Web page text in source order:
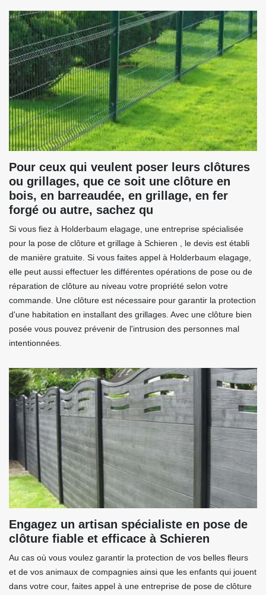
Pour ceux qui veulent poser leurs clôtures
ou grillages, que ce soit une clôture en
bois, en barreaudée, en grillage, en fer
forgé ou autre, sachez qu
Si vous fiez à Holderbaum elagage, une entreprise spécialisée
pour la pose de clôture et grillage à Schieren , le devis est établi
de manière gratuite. Si vous faites appel à Holderbaum elagage,
elle peut aussi effectuer les différentes opérations de pose ou de
réparation de clôture au niveau votre propriété selon votre
commande. Une clôture est nécessaire pour garantir la protection
d'une habitation en installant des grillages. Avec une clôture bien
posée vous pouvez prévenir de l'intrusion des personnes mal
intentionnées.
Engagez un artisan spécialiste en pose de
clôture fiable et efficace à Schieren
Au cas où vous voulez garantir la protection de vos belles fleurs
et de vos animaux de compagnies ainsi que les enfants qui jouent
dans votre cour, faites appel à une entreprise de pose de clôture